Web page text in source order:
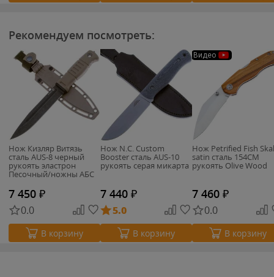
Рекомендуем посмотреть:
Нож Кизляр Витязь
сталь AUS-8 черный
рукоять эластрон
Песочный/ножны АБС
7 450 ₽
0.0
В корзину
Нож N.C. Custom
Booster сталь AUS-10
рукоять серая микарта
7 440 ₽
5.0
В корзину
Видео
Нож Petrified Fish
satin сталь 154CM
рукоять Olive Wood
7 460 ₽
0.0
В корзину